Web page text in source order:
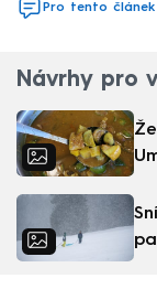
Pro tento
Návrhy pro